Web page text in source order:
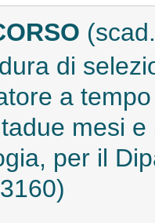
di
a
mesi
per il